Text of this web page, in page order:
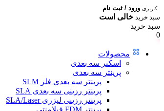
کاربری ورود / ثبت نام
سبد خرید خالی است
سبد خرید
0
محصولات
اسکنر سه بعدی
پرینتر سه بعدی
پرینتر سه بعدی فلز SLM
پرینتر رزینی سه بعدی SLA
پرینتر رزینی لیزری SLA/Laser
پرینتر FDM فیلامنتی